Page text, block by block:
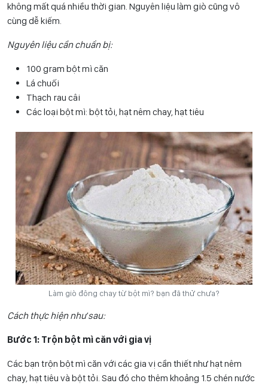
không mất quá nhiều thời gian. Nguyên liệu làm giò cũng vô
cùng dễ kiếm.
Nguyên liệu cần chuẩn bị:
100 gram bột mì căn
Lá chuối
Thạch rau câi
Các loại bột mì: bột tỏi, hạt nêm chay, hạt tiêu
Làm giò đông chay từ bột mì? bạn đã thử chưa?
Cách thực hiện như sau:
Bước 1: Trộn bột mì căn với gia vị
Các bạn trộn bột mì căn với các gia vị cần thiết như hạt nêm
chay, hạt tiêu và bột tỏi. Sau đó cho thêm khoảng 1.5 chén nước